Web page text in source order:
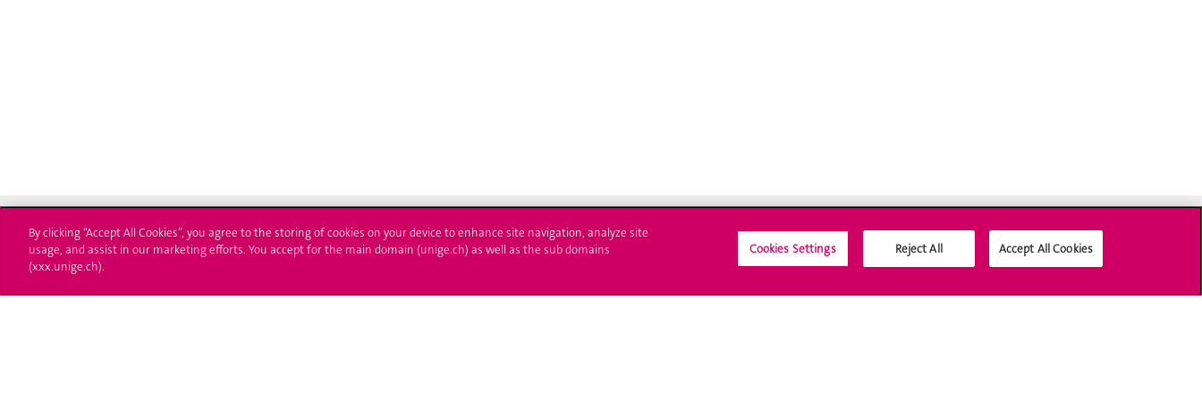
Université de Genève S'inscrire à l'UNIGE L'UNIGE vous informe Médias sociaux UNIGE
By clicking “Accept All Cookies”, you agree to the storing of cookies on your device to enhance site navigation, analyze site
usage, and assist in our marketing efforts. You accept for the main domain (unige.ch) as well as the sub domains
(xxx.unige.ch).
Cookies Settings Reject All Accept All Cookies